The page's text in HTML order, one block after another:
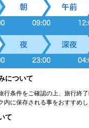
について
行条件をご確認の上、旅行終
内に保存される事をおすすめし
て